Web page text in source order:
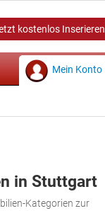
kostenlos Inserieren
Mein Konto
in Stuttgart
Kategorien zur